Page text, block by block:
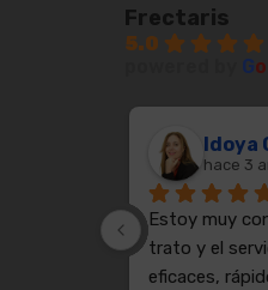
Frectaris
5.0
Go
Idoya
hace 3
Estoy muy
trato y el
eficaces,